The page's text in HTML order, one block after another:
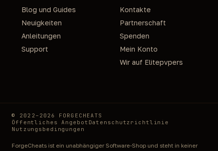
Blog und Guides
Neuigkeiten
Anleitungen
Support
Kontakte
Partnerschaft
Spenden
Mein Konto
Wir auf Elitepvpers
© 2022–2026 FORGECHEATS
Öffentliches Angebot Datenschutzrichtlinie
Nutzungsbedingungen
ForgeCheats ist ein unabhängiger Software-Shop und steht in keiner